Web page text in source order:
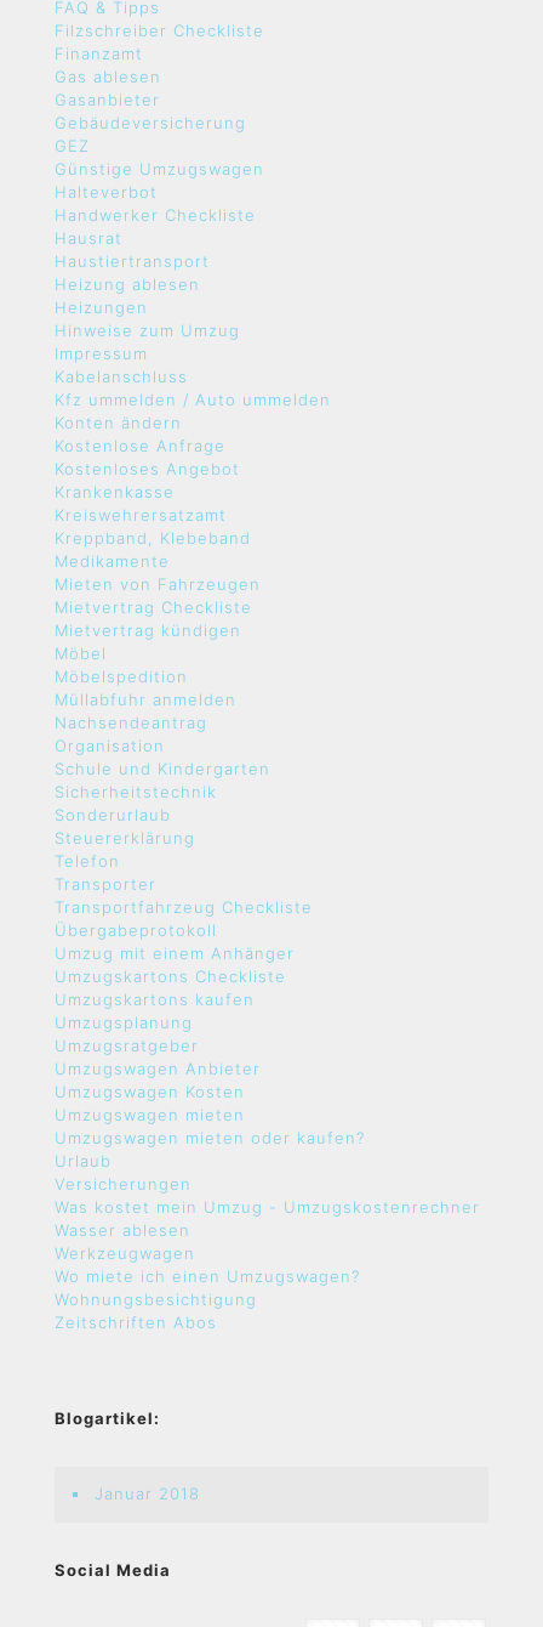
FAQ & Tipps
Filzschreiber Checkliste
Finanzamt
Gas ablesen
Gasanbieter
Gebäudeversicherung
GEZ
Günstige Umzugswagen
Halteverbot
Handwerker Checkliste
Hausrat
Haustiertransport
Heizung ablesen
Heizungen
Hinweise zum Umzug
Impressum
Kabelanschluss
Kfz ummelden / Auto ummelden
Konten ändern
Kostenlose Anfrage
Kostenloses Angebot
Krankenkasse
Kreiswehrersatzamt
Kreppband, Klebeband
Medikamente
Mieten von Fahrzeugen
Mietvertrag Checkliste
Mietvertrag kündigen
Möbel
Möbelspedition
Müllabfuhr anmelden
Nachsendeantrag
Organisation
Schule und Kindergarten
Sicherheitstechnik
Sonderurlaub
Steuererklärung
Telefon
Transporter
Transportfahrzeug Checkliste
Übergabeprotokoll
Umzug mit einem Anhänger
Umzugskartons Checkliste
Umzugskartons kaufen
Umzugsplanung
Umzugsratgeber
Umzugswagen Anbieter
Umzugswagen Kosten
Umzugswagen mieten
Umzugswagen mieten oder kaufen?
Urlaub
Versicherungen
Was kostet mein Umzug - Umzugskostenrechner
Wasser ablesen
Werkzeugwagen
Wo miete ich einen Umzugswagen?
Wohnungsbesichtigung
Zeitschriften Abos
Blogartikel:
Januar 2018
Social Media